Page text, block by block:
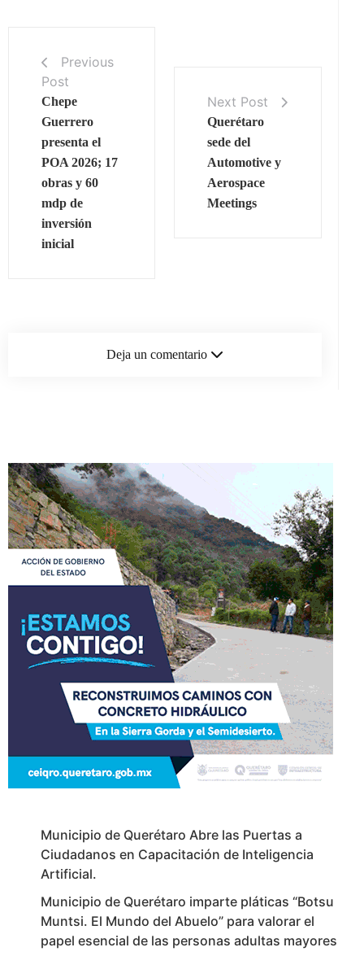
Previous
Post
Chepe
Guerrero
presenta el
POA 2026; 17
obras y 60
mdp de
inversión
inicial
Next Post
Querétaro
sede del
Automotive y
Aerospace
Meetings
Deja un comentario
Municipio de Querétaro Abre las Puertas a
Ciudadanos en Capacitación de Inteligencia
Artificial.
Municipio de Querétaro imparte pláticas “Botsu
Muntsi. El Mundo del Abuelo” para valorar el
papel esencial de las personas adultas mayores